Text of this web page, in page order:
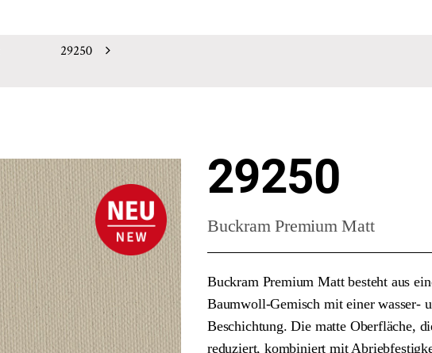
29250
29250
Buckram Premium Matt
Buckram Premium Matt besteht aus
Baumwoll-Gemisch mit einer wasser-
Beschichtung. Die matte Oberfläche,
reduziert, kombiniert mit